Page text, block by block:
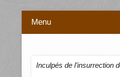
Menu
Inculpés de l’insurrection